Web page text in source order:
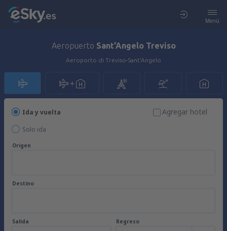
Menú
Aeropuerto Sant'Angelo Treviso
Aeroporto di Treviso-Sant'Angelo
Ida y vuelta
Solo ida
Agregar hotel
Origen
Destino
Salida Regreso